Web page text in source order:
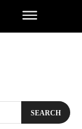
SEARCH